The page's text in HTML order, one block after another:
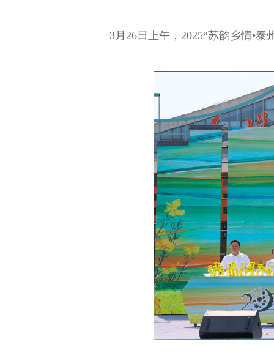
3月26日上午，2025“苏韵乡情•